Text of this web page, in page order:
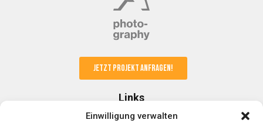
Einwilligung verwalten
Jetzt Projekt anfragen!
Links